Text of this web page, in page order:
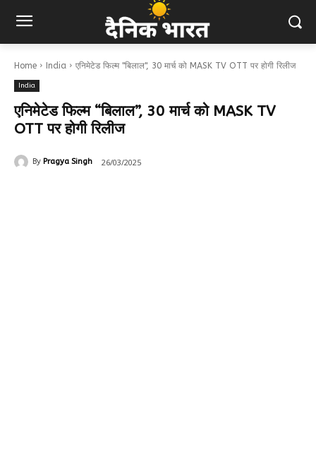
Home India एनिमेटेड फिल्म "बिलाल", 30 मार्च को MASK TV OTT पर होगी रिलीज
India
एनिमेटेड फिल्म “बिलाल”, 30 मार्च को MASK TV
OTT पर होगी रिलीज
By Pragya Singh 26/03/2025